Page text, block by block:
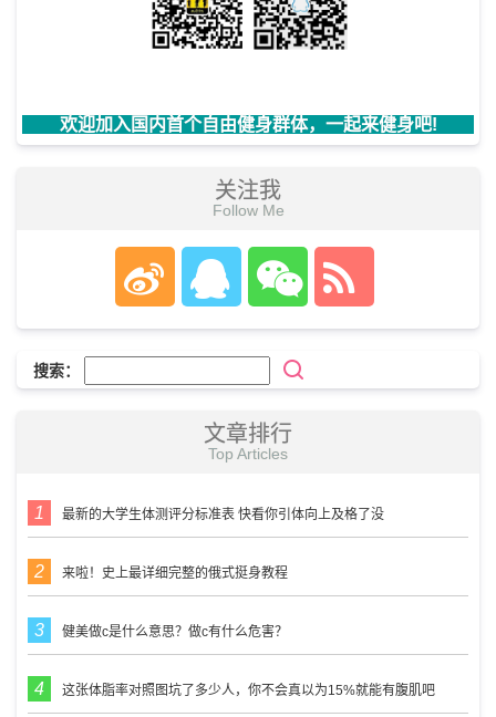
欢迎加入国内首个自由健身群体，一起来健身吧!
关注我
Follow Me
搜索：
文章排行
Top Articles
最新的大学生体测评分标准表 快看你引体向上及格了没
来啦！史上最详细完整的俄式挺身教程
健美做c是什么意思？做c有什么危害？
这张体脂率对照图坑了多少人，你不会真以为15%就能有腹肌吧